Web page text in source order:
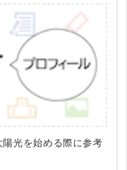
光を始める際に参考